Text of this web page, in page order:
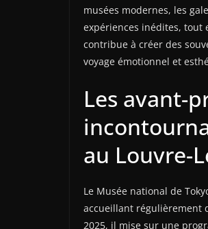
musées modernes, les
expériences inédites,
contribue à créer des
voyage émotionnel et
Les avant-
au Louvre-
Le Musée national de
accueillant régulièrement
2025, il mise sur une